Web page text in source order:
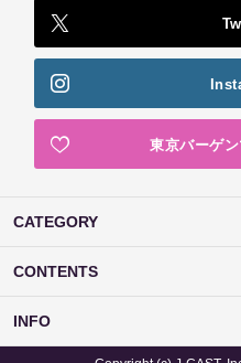
東京バーゲ
CATEGORY
CONTENTS
INFO